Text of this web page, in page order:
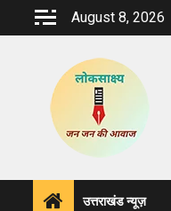
August 8, 2026
उत्तराखंड न्यूज़